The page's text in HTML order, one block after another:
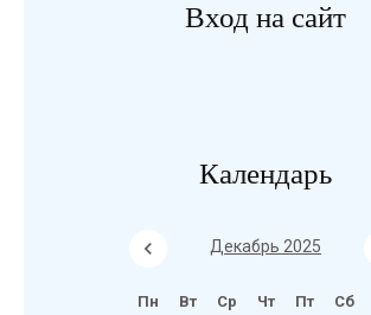
Вход на сайт
Календарь
Декабрь 2025
Пн Вт Ср Чт Пт Сб